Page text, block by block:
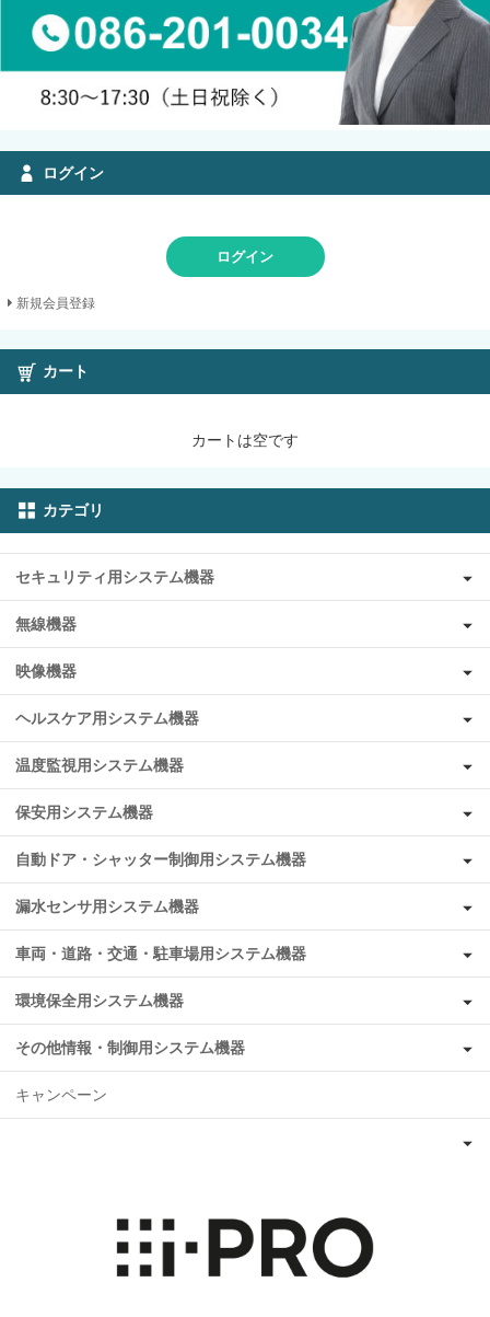
ログイン
ログイン
新規会員登録
カート
カートは空です
カテゴリ
セキュリティ用システム機器
無線機器
映像機器
ヘルスケア用システム機器
温度監視用システム機器
保安用システム機器
自動ドア・シャッター制御用システム機器
漏水センサ用システム機器
車両・道路・交通・駐車場用システム機器
環境保全用システム機器
その他情報・制御用システム機器
キャンペーン